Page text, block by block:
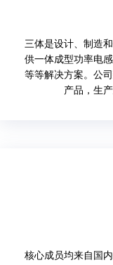
三体是设计、制造
供一体成型功率电
等等解决方案。公
产品，生
核心成员均来自国